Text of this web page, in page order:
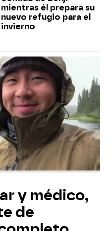
mientras él prepara su
nuevo refugio para el
invierno
y médico,
de